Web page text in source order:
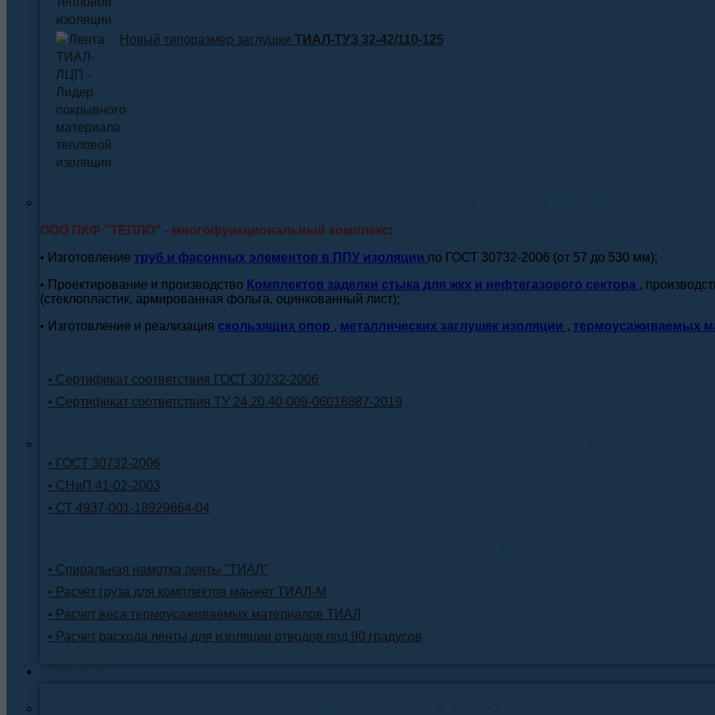
Новый типоразмер заглушки ТИАЛ-ТУЗ 32-42/110-125
ООО ПКФ "ТЕПЛО" - многофункциональный комплекс:
• Изготовление труб и фасонных элементов в ППУ изоляции по ГОСТ 30732-2006 (от 57 до 530 мм);
• Проектирование и производство Комплектов заделки стыка для жкх и нефтегазового сектора ,
(стеклопластик, армированная фольга, оцинкованный лист);
• Изготовление и реализация скользящих опор , металлических заглушек изоляции , термоусаживаемых
• Сертификат соответствия ГОСТ 30732-2006
• Сертификат соответствия ТУ 24.20.40-009-06016887-2019
• ГОСТ 30732-2006
• СНиП 41-02-2003
• СТ 4937-001-18929664-04
• Спиральная намотка ленты "ТИАЛ"
• Расчет груза для комплектов манжет ТИАЛ-М
• Расчет веса термоусаживаемых материалов ТИАЛ
• Расчет расхода ленты для изоляции отводов под 90 градусов